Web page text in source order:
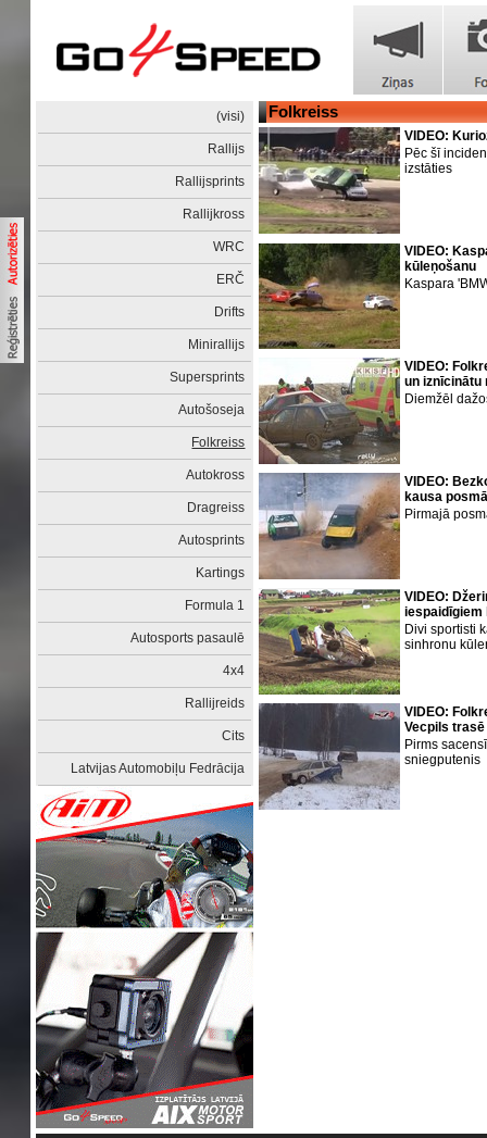
(visi)
Rallijs
Rallijsprints
Rallijkross
WRC
ERČ
Drifts
Minirallijs
Supersprints
Autošoseja
Folkreiss
Autokross
Dragreiss
Autosprints
Kartings
Formula 1
Autosports pasaulē
4x4
Rallijreids
Cits
Latvijas Automobiļu Fedrācija
Folkreiss
VIDEO:
Pēc šī
izstāties
VIDEO:
kūleņošanu
Kaspara
VIDEO:
un iznīcinātu
Diemžēl
VIDEO:
kausa
Pirmajā
VIDEO:
iespaidīgiem
Divi sportisti
sinhronu
VIDEO:
Vecpils trasē
Pirms
sniegputenis